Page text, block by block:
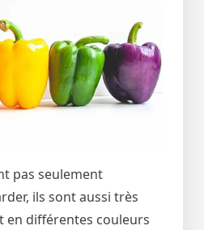
pas seulement
ils sont aussi très
en différentes couleurs